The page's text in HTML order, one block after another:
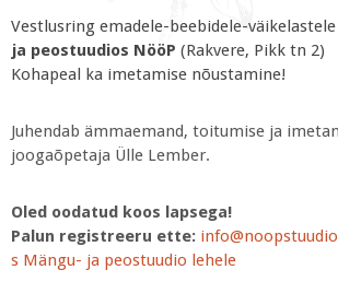
Vestlusring emadele-beebidele-väikelastele
ja peostuudios NööP (Rakvere, Pikk tn 2)
Kohapeal ka imetamise nõustamine!
Juhendab ämmaemand, toitumise ja
joogaõpetaja Ülle Lember.
Oled oodatud koos lapsega!
Palun registreeru ette:
s Mängu- ja peostuudio lehele